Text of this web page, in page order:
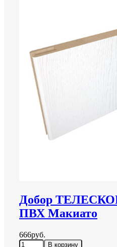
Добор
ПВХ Макиато
666руб.